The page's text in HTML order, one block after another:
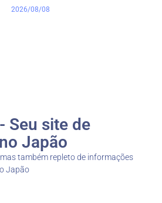
2026/08/08
Seu site de
Japão
também repleto de informações
Japão